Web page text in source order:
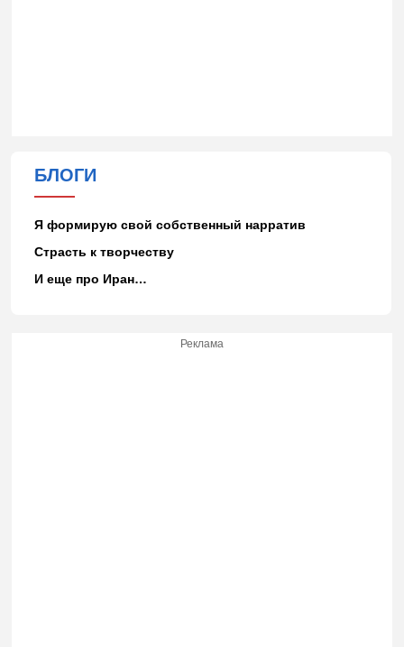
БЛОГИ
Я формирую свой собственный нарратив
Страсть к творчеству
И еще про Иран…
Реклама